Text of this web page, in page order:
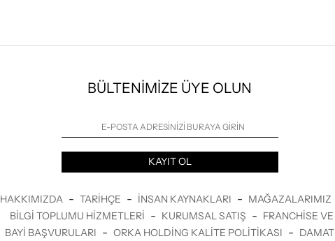
BÜLTENİMİZE ÜYE OLUN
KAYIT OL
HAKKIMIZDA - TARIHÇE - İNSAN KAYNAKLARI - MAĞAZALARIMIZ
BILGI TOPLUMU HIZMETLERI - KURUMSAL SATIŞ - FRANCHISE VE
BAYI BAŞVURULARI - ORKA HOLDING KALITE POLITIKASI - DAMAT